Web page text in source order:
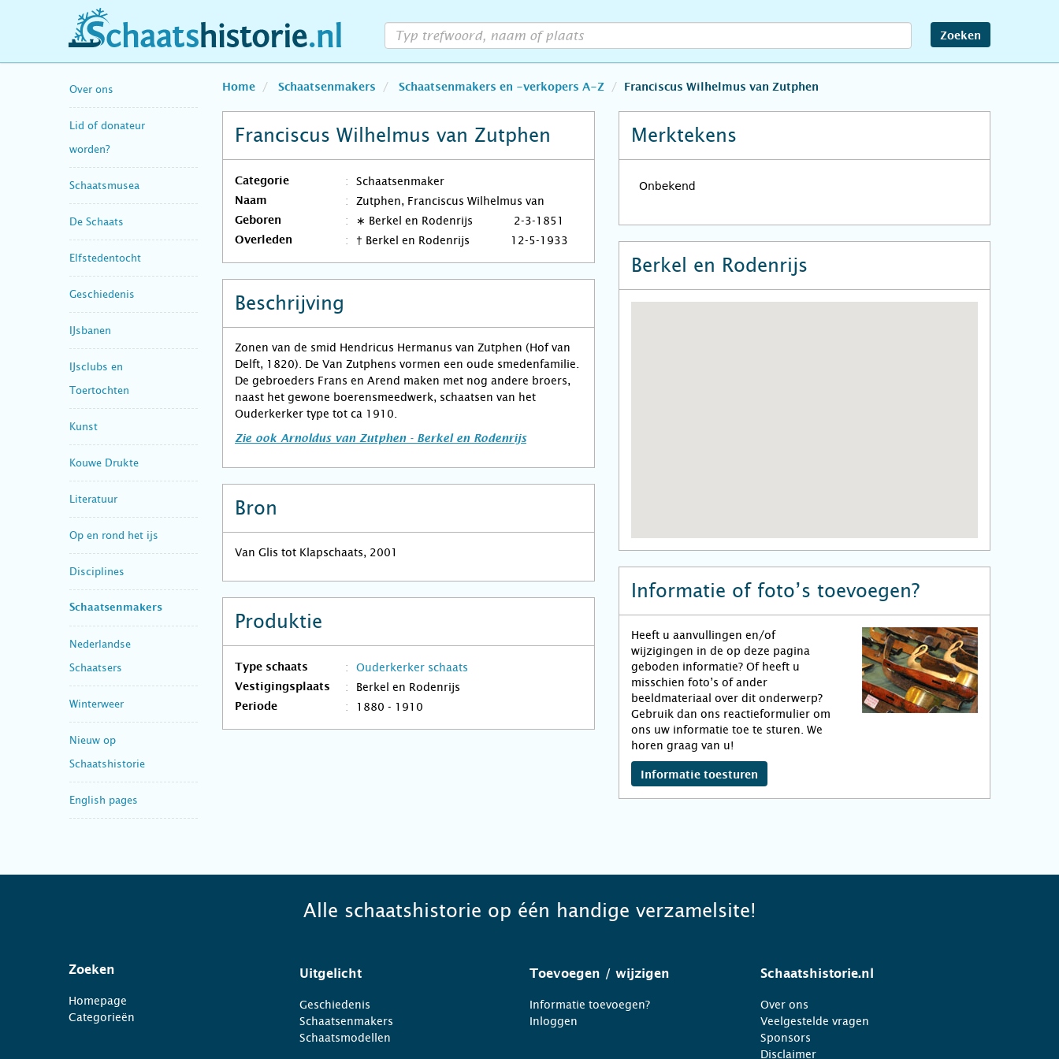
schaatshistorie.nl Zoeken
Over ons
Lid of donateur
worden?
Schaatsmusea
De Schaats
Elfstedentocht
Geschiedenis
IJsbanen
IJsclubs en
Toertochten
Kunst
Kouwe Drukte
Literatuur
Op en rond het ijs
Disciplines
Schaatsenmakers
Nederlandse
Schaatsers
Winterweer
Nieuw op
Schaatshistorie
English pages
Home Schaatsenmakers Schaatsenmakers en -verkopers A-Z Franciscus Wilhelmus van Zutphen
Franciscus Wilhelmus van Zutphen
Categorie Schaatsenmaker
Naam Zutphen, Franciscus Wilhelmus van
Geboren ∗ Berkel en Rodenrijs 2-3-1851
Overleden † Berkel en Rodenrijs 12-5-1933
Beschrijving
Zonen van de smid Hendricus Hermanus van Zutphen (Hof van
Delft, 1820). De Van Zutphens vormen een oude smedenfamilie.
De gebroeders Frans en Arend maken met nog andere broers,
naast het gewone boerensmeedwerk, schaatsen van het
Ouderkerker type tot ca 1910.
Zie ook Arnoldus van Zutphen - Berkel en Rodenrijs
Bron
Van Glis tot Klapschaats, 2001
Produktie
Type schaats Ouderkerker schaats
Vestigingsplaats Berkel en Rodenrijs
Periode 1880 - 1910
Merktekens
Berkel en Rodenrijs
Informatie of foto’s toevoegen?
Heeft u aanvullingen en/of
wijzigingen in de op deze pagina
geboden informatie? Of heeft u
misschien foto’s of ander
beeldmateriaal over dit onderwerp?
Gebruik dan ons reactieformulier om
ons uw informatie toe te sturen. We
horen graag van u!
Informatie toesturen
Alle schaatshistorie op één handige verzamelsite!
Zoeken
Homepage
Categorieën
Uitgelicht
Geschiedenis
Schaatsenmakers
Schaatsmodellen
Toevoegen / wijzigen
Informatie toevoegen?
Inloggen
Schaatshistorie.nl
Over ons
Veelgestelde vragen
Sponsors
Disclaimer